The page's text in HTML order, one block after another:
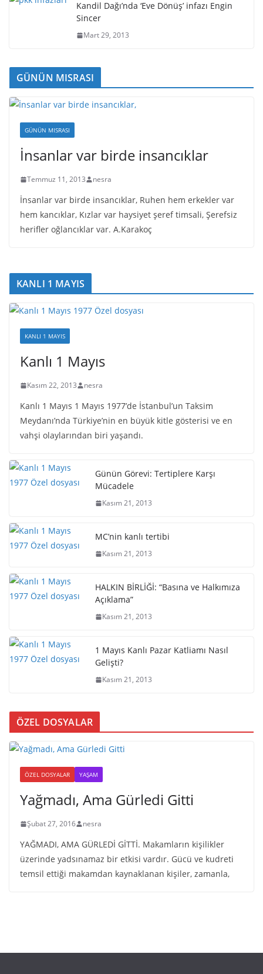
Kandil Dağı’nda ‘Eve Dönüş’ infazı Engin
Sincer
Mart 29, 2013
GÜNÜN MISRASI
GÜNÜN MISRASI
İnsanlar var birde insancıklar
Temmuz 11, 2013 nesra
İnsanlar var birde insancıklar, Ruhen hem erkekler var
hem kancıklar, Kızlar var haysiyet şeref timsali, Şerefsiz
herifler oğlancıklar var. A.Karakoç
KANLI 1 MAYIS
KANLI 1 MAYIS
Kanlı 1 Mayıs
Kasım 22, 2013 nesra
Kanlı 1 Mayıs 1 Mayıs 1977’de İstanbul’un Taksim
Meydanı’nda Türkiye’nin en büyük kitle gösterisi ve en
vahşi olaylarından biri yaşandı.
Günün Görevi: Tertiplere Karşı
Mücadele
Kasım 21, 2013
MC’nin kanlı tertibi
Kasım 21, 2013
HALKIN BİRLİĞİ: “Basına ve Halkımıza
Açıklama”
Kasım 21, 2013
1 Mayıs Kanlı Pazar Katliamı Nasıl
Gelişti?
Kasım 21, 2013
ÖZEL DOSYALAR
ÖZEL DOSYALAR YAŞAM
Yağmadı, Ama Gürledi Gitti
Şubat 27, 2016 nesra
YAĞMADI, AMA GÜRLEDİ GİTTİ. Makamların kişilikler
üzerinde yadsınamaz bir etkisi vardır. Gücü ve kudreti
temsil ettiği makamdan kaynaklanan kişiler, zamanla,